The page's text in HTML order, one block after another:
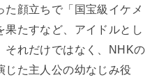
顔立ちで「国宝級イケメ
果たすなど、アイドルとし
それだけではなく、NHKの
じた主人公の幼なじみ役